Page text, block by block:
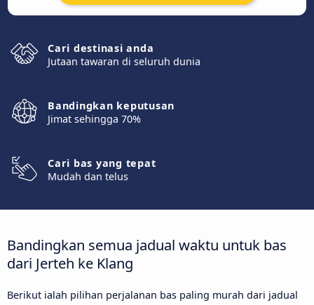
Cari destinasi anda
Jutaan tawaran di seluruh dunia
Bandingkan keputusan
Jimat sehingga 70%
Cari bas yang tepat
Mudah dan telus
Bandingkan semua jadual waktu untuk bas
dari Jerteh ke Klang
Berikut ialah pilihan perjalanan bas paling murah dari jadual